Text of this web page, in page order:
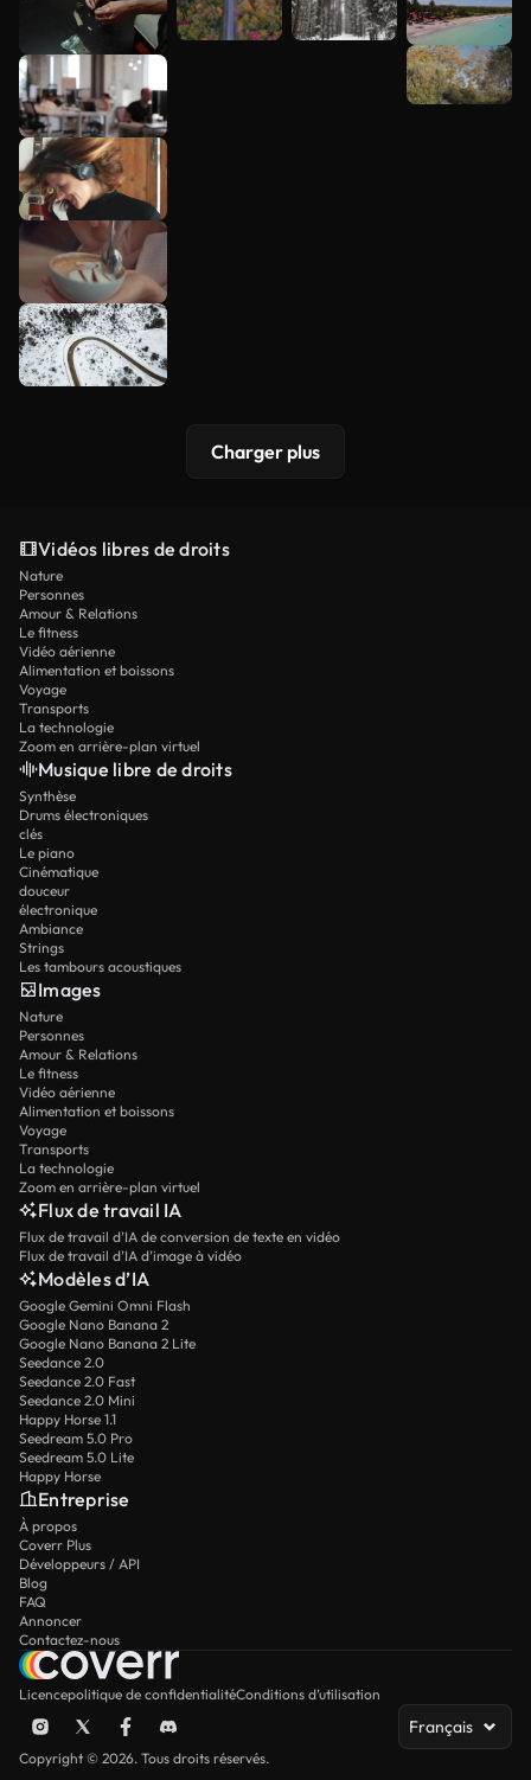
Charger plus
Vidéos libres de droits
Nature
Personnes
Amour & Relations
Le fitness
Vidéo aérienne
Alimentation et boissons
Voyage
Transports
La technologie
Zoom en arrière-plan virtuel
Musique libre de droits
Synthèse
Drums électroniques
clés
Le piano
Cinématique
douceur
électronique
Ambiance
Strings
Les tambours acoustiques
Images
Nature
Personnes
Amour & Relations
Le fitness
Vidéo aérienne
Alimentation et boissons
Voyage
Transports
La technologie
Zoom en arrière-plan virtuel
Flux de travail IA
Flux de travail d’IA de conversion de texte en vidéo
Flux de travail d’IA d’image à vidéo
Modèles d’IA
Google Gemini Omni Flash
Google Nano Banana 2
Google Nano Banana 2 Lite
Seedance 2.0
Seedance 2.0 Fast
Seedance 2.0 Mini
Happy Horse 1.1
Seedream 5.0 Pro
Seedream 5.0 Lite
Happy Horse
Entreprise
À propos
Coverr Plus
Développeurs / API
Blog
FAQ
Annoncer
Contactez-nous
Licencepolitique de confidentialitéConditions d’utilisation
Français
Copyright © 2026. Tous droits réservés.